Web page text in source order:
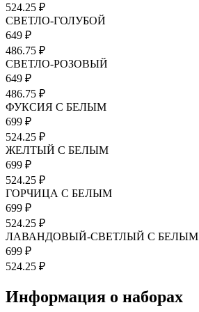
524.25 ₽
СВЕТЛО-ГОЛУБОЙ
649 ₽
486.75 ₽
СВЕТЛО-РОЗОВЫЙ
649 ₽
486.75 ₽
ФУКСИЯ С БЕЛЫМ
699 ₽
524.25 ₽
ЖЕЛТЫЙ С БЕЛЫМ
699 ₽
524.25 ₽
ГОРЧИЦА С БЕЛЫМ
699 ₽
524.25 ₽
ЛАВАНДОВЫЙ-СВЕТЛЫЙ С БЕЛЫМ
699 ₽
524.25 ₽
Информация о наборах